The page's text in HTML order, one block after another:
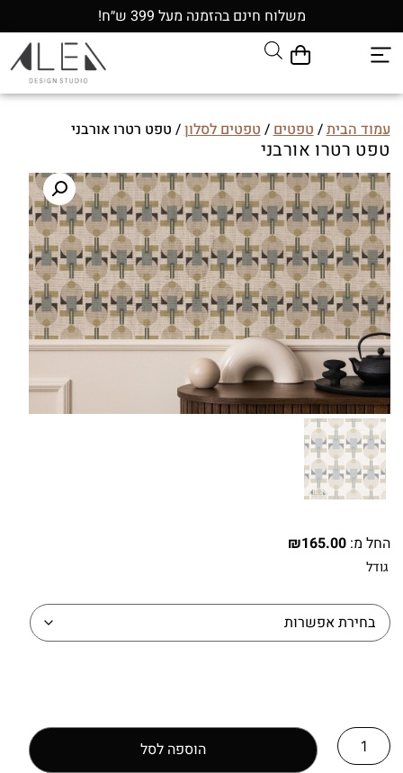
משלוח חינם בהזמנה מעל 399 ש״ח!
עמוד הבית/טפטים/טפטים לסלון/ טפט רטרו אורבני
טפט רטרו אורבני
החל מ: ₪165.00
גודל
הוספה לסל